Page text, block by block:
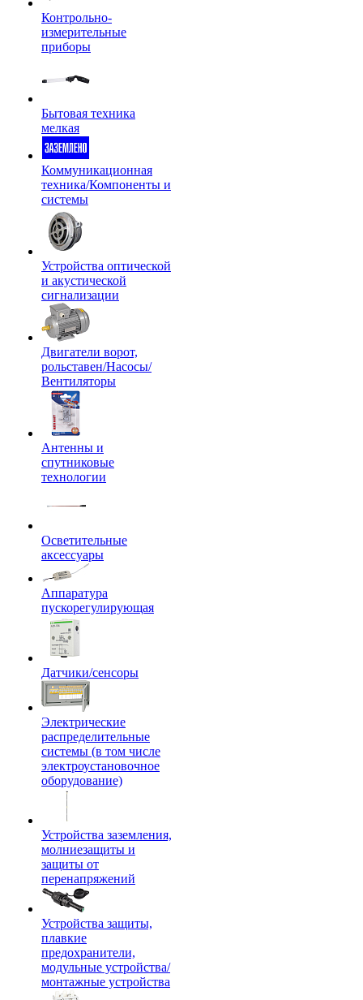
Контрольно-
измерительные
приборы
Бытовая техника
мелкая
Коммуникационная
техника/Компоненты и
системы
Устройства оптической
и акустической
сигнализации
Двигатели ворот,
рольставен/Насосы/
Вентиляторы
Антенны и
спутниковые
технологии
Осветительные
аксессуары
Аппаратура
пускорегулирующая
Датчики/сенсоры
Электрические
распределительные
системы (в том числе
электроустановочное
оборудование)
Устройства заземления,
молниезащиты и
защиты от
перенапряжений
Устройства защиты,
плавкие
предохранители,
модульные устройства/
монтажные устройства